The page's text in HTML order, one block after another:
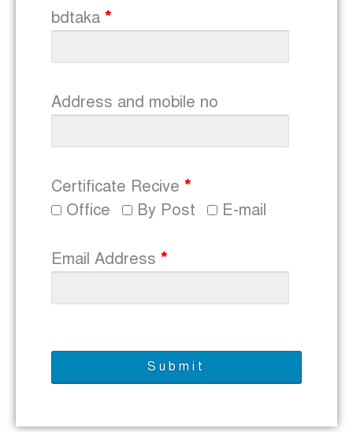
bdtaka *
Address and mobile no
Certificate Recive *
Office
By Post E-mail
Email Address *